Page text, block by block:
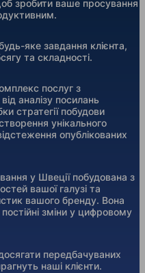
зробити ваше просування
яке завдання клієнта,
та складності.
послуг з
аналізу посилань
стратегії побудови
унікального
опублікованих
у Швеції побудована з
вашої галузі та
вашого бренду. Вона
зміни у цифровому
передбачуваних
наші клієнти.